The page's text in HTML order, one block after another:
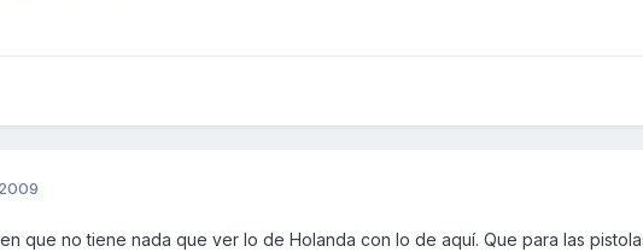
que no tiene nada que ver lo de Holanda con lo de aquí. Que para las